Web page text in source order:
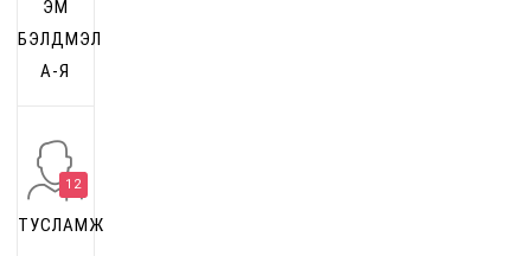
ЭМ
БЭЛДМЭЛ
А-Я
12
ТУСЛАМЖ